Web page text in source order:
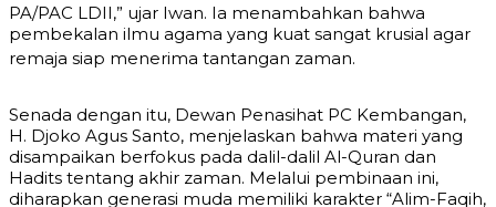
PA/PAC LDII,” ujar Iwan. Ia menambahkan bahwa
pembekalan ilmu agama yang kuat sangat krusial agar
remaja siap menerima tantangan zaman.
Senada dengan itu, Dewan Penasihat PC Kembangan,
H. Djoko Agus Santo, menjelaskan bahwa materi yang
disampaikan berfokus pada dalil-dalil Al-Quran dan
Hadits tentang akhir zaman. Melalui pembinaan ini,
diharapkan generasi muda memiliki karakter “Alim-Faqih,